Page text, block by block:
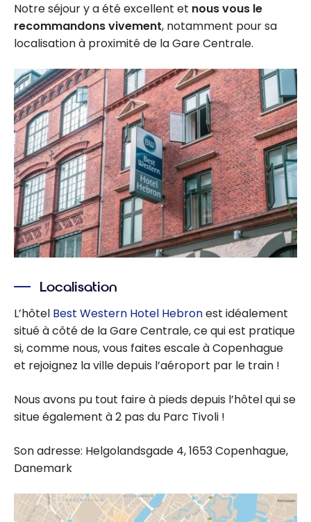
Notre séjour y a été excellent et nous vous le
recommandons vivement, notamment pour sa
localisation à proximité de la Gare Centrale.
Localisation
L’hôtel Best Western Hotel Hebronest idéalement
situé à côté de la Gare Centrale, ce qui est pratique
si, comme nous, vous faites escale à Copenhague
et rejoignez la ville depuis l’aéroport par le train !
Nous avons pu tout faire à pieds depuis l’hôtel qui se
situe également à 2 pas du Parc Tivoli !
Son adresse: Helgolandsgade 4, 1653 Copenhague,
Danemark